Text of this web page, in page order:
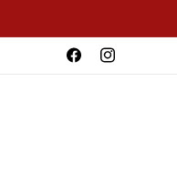
al contenido
FacebookInstagram